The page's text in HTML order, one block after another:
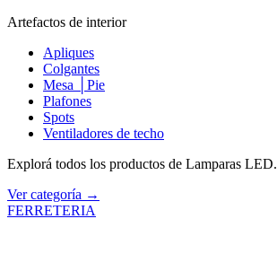
Artefactos de interior
Apliques
Colgantes
Mesa │Pie
Plafones
Spots
Ventiladores de techo
Explorá todos los productos de Lamparas LED.
Ver categoría →
FERRETERIA